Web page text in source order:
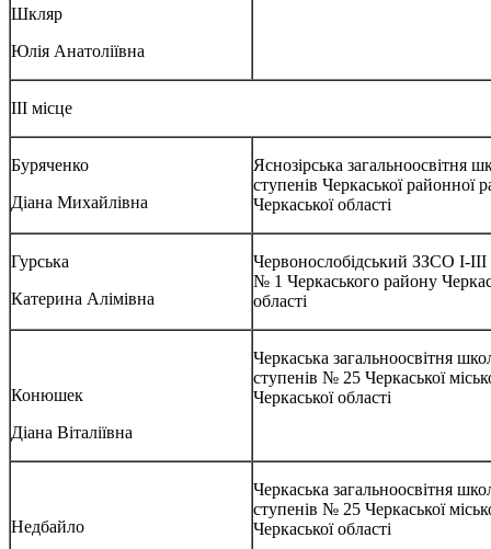
Шкляр
Юлія Анатоліївна
ІІІ місце
Буряченко
Діана Михайлівна
Яснозірська загальноосвітня
ступенів Черкаської районної
Черкаської області
Гурська
Катерина Алімівна
Червонослобідський ЗЗСО І-ІІІ
№ 1 Черкаського району
області
Конюшек
Діана Віталіївна
Черкаська загальноосвітня
ступенів № 25 Черкаської
Черкаської області
Недбайло
Черкаська загальноосвітня
ступенів № 25 Черкаської
Черкаської області